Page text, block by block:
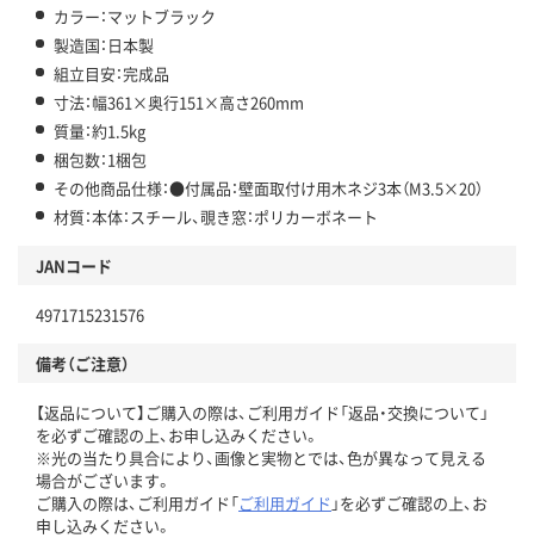
カラー：マットブラック
製造国：日本製
組立目安：完成品
寸法：幅361×奥行151×高さ260mm
質量：約1.5kg
梱包数：1梱包
その他商品仕様：●付属品：壁面取付け用木ネジ3本（M3.5×20）
材質：本体：スチール、覗き窓：ポリカーボネート
JANコード
4971715231576
備考（ご注意）
【返品について】ご購入の際は、ご利用ガイド「返品・交換について」
を必ずご確認の上、お申し込みください。
※光の当たり具合により、画像と実物とでは、色が異なって見える
場合がございます。
ご購入の際は、ご利用ガイド「ご利用ガイド 」を必ずご確認の上、お
申し込みください。